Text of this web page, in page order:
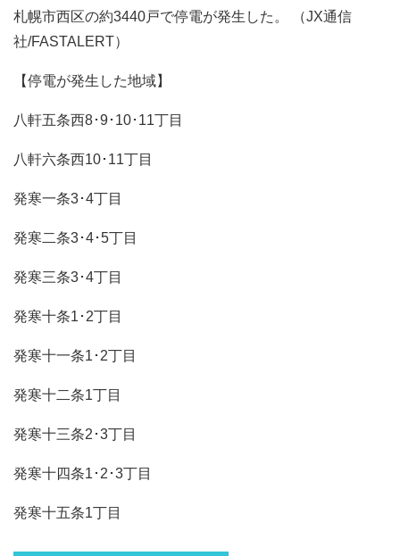
札幌市西区の約3440戸で停電が発生した。 （JX通信
社/FASTALERT）
【停電が発生した地域】
八軒五条西8･9･10･11丁目
八軒六条西10･11丁目
発寒一条3･4丁目
発寒二条3･4･5丁目
発寒三条3･4丁目
発寒十条1･2丁目
発寒十一条1･2丁目
発寒十二条1丁目
発寒十三条2･3丁目
発寒十四条1･2･3丁目
発寒十五条1丁目